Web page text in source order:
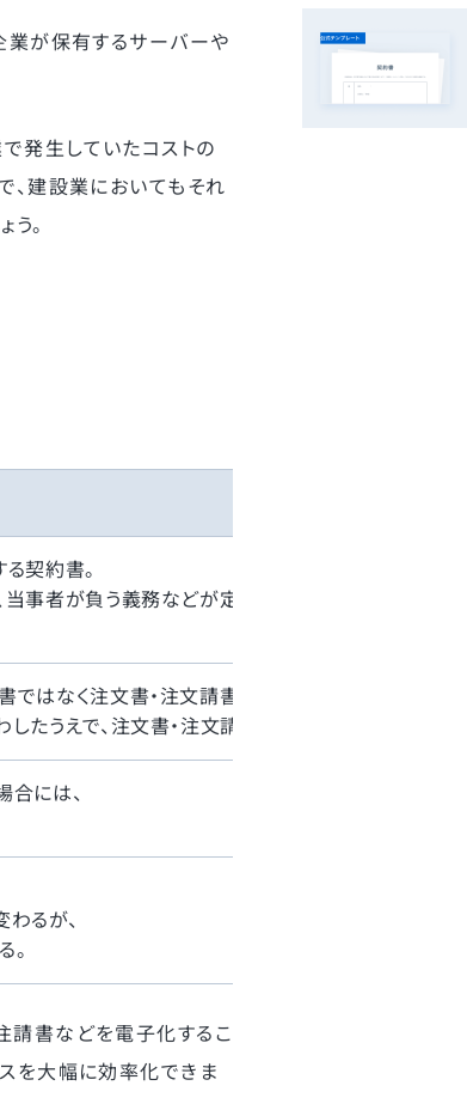
業が保有するサーバーや
発生していたコストの
、建設業においてもそれ
。
契約書。
事者が負う義務などが定められているため、
はなく注文書・注文請書のみで対応する場合もある。
うえで、注文書・注文請書で対応できる。
には、
るが、
。
請書などを電子化するこ
を大幅に効率化できま